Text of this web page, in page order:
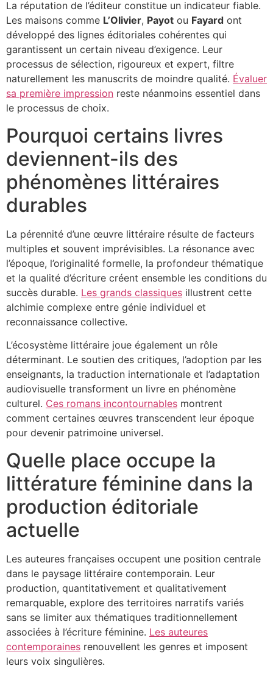
La réputation de l’éditeur constitue un indicateur fiable.
Les maisons comme L’Olivier, Payot ou Fayard ont
développé des lignes éditoriales cohérentes qui
garantissent un certain niveau d’exigence. Leur
processus de sélection, rigoureux et expert, filtre
naturellement les manuscrits de moindre qualité. Évaluer
sa première impression reste néanmoins essentiel dans
le processus de choix.
Pourquoi certains livres
deviennent-ils des
phénomènes littéraires
durables
La pérennité d’une œuvre littéraire résulte de facteurs
multiples et souvent imprévisibles. La résonance avec
l’époque, l’originalité formelle, la profondeur thématique
et la qualité d’écriture créent ensemble les conditions du
succès durable. Les grands classiques illustrent cette
alchimie complexe entre génie individuel et
reconnaissance collective.
L’écosystème littéraire joue également un rôle
déterminant. Le soutien des critiques, l’adoption par les
enseignants, la traduction internationale et l’adaptation
audiovisuelle transforment un livre en phénomène
culturel. Ces romans incontournables montrent
comment certaines œuvres transcendent leur époque
pour devenir patrimoine universel.
Quelle place occupe la
littérature féminine dans la
production éditoriale
actuelle
Les auteures françaises occupent une position centrale
dans le paysage littéraire contemporain. Leur
production, quantitativement et qualitativement
remarquable, explore des territoires narratifs variés
sans se limiter aux thématiques traditionnellement
associées à l’écriture féminine. Les auteures
contemporaines renouvellent les genres et imposent
leurs voix singulières.